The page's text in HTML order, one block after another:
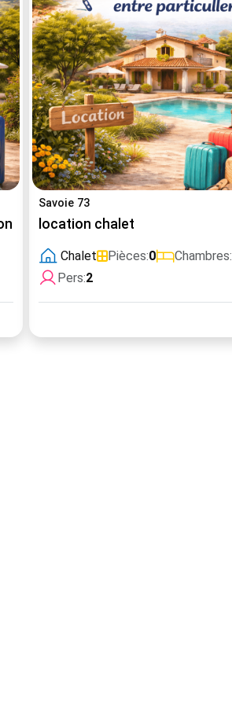
Savoie 73
location chalet
Chalet Pièces:0 Chambres:
Pers:2